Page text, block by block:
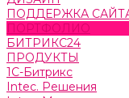
ПОДДЕРЖКА
ПОРТФОЛИО
БИТРИКС24
ПРОДУКТЫ
1С-Битрикс
Intec. Решения